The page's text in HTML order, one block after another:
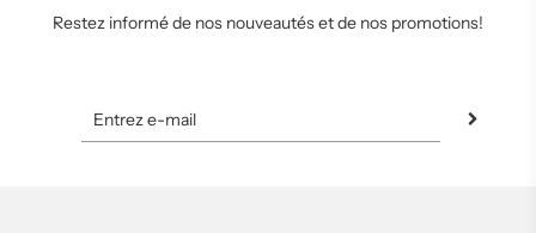
Restez informé de nos nouveautés et de nos promotions!